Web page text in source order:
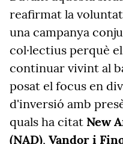
reafirmat la
una campanya
col·lectius perquè
continuar vivint al
posat el focus en
d'inversió amb
quals ha citat New
(NAD), Vandor i